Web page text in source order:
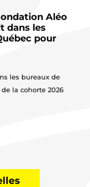
Aléo
dans les
pour
les bureaux de
la cohorte 2026